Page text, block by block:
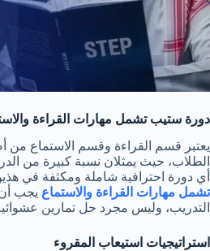
دورة ستيب تشمل مهارات القراءة
يعتبر قسم القراءة وقسم الاستماع من
الطلاب، حيث يمثلان نسبة كبيرة من
أي دورة احترافية شاملة ومكثفة في
تشمل مهارات القراءة والاستماع يجب
التدريب، وليس مجرد حل تمارين
استراتيجيات استيعاب المقروء